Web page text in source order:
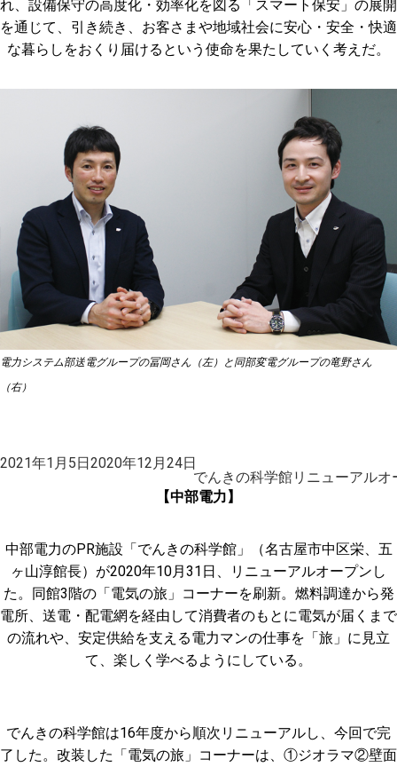
れ、設備保守の高度化・効率化を図る「スマート保安」の展開
を通じて、引き続き、お客さまや地域社会に安心・安全・快適
な暮らしをおくり届けるという使命を果たしていく考えだ。
電力システム部送電グループの冨岡さん（左）と同部変電グループの竜野さん
（右）
投
2021年1月5日2020年12月24日
でんきの科学館リニューアル
【中部電力】
中部電力のPR施設「でんきの科学館」（名古屋市中区栄、五
ヶ山淳館長）が2020年10月31日、リニューアルオープンし
た。同館3階の「電気の旅」コーナーを刷新。燃料調達から発
電所、送電・配電網を経由して消費者のもとに電気が届くまで
の流れや、安定供給を支える電力マンの仕事を「旅」に見立
て、楽しく学べるようにしている。
でんきの科学館は16年度から順次リニューアルし、今回で完
了した。改装した「電気の旅」コーナーは、①ジオラマ②壁面